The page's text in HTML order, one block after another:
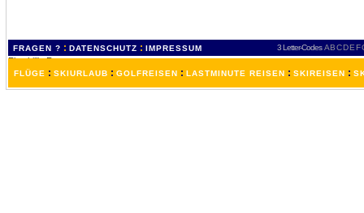
FRAGEN ? : DATENSCHUTZ : IMPRESSUM 3 Letter-Codes ABCDEF
FLÜGE : SKIURLAUB : GOLFREISEN : LASTMINUTE REISEN : SKIREISEN :